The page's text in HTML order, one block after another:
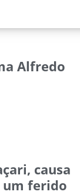
Alfredo
causa
um ferido